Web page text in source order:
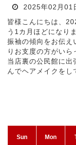
Sun Mon
2025年02月01
皆様こんにちは、
う1カ月ほどになり
振袖の傾向をお伝え
りお支度の方がいら
当店裏の公民館に出
んでヘアメイクをし